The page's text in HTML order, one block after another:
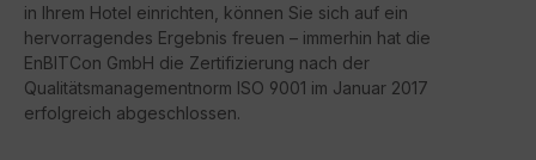
in Ihrem Hotel einrichten, können Sie sich auf ein
hervorragendes Ergebnis freuen – immerhin hat die
EnBITCon GmbH die Zertifizierung nach der
Qualitätsmanagementnorm ISO 9001 im Januar 2017
erfolgreich abgeschlossen.